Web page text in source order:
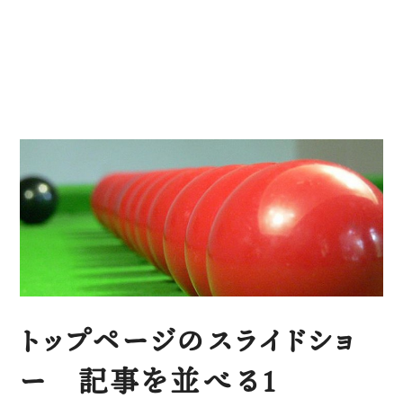
トップページのスライドショ
ー 記事を並べる1